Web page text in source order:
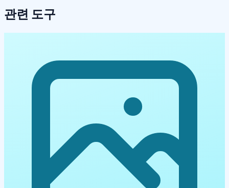
관련 도구